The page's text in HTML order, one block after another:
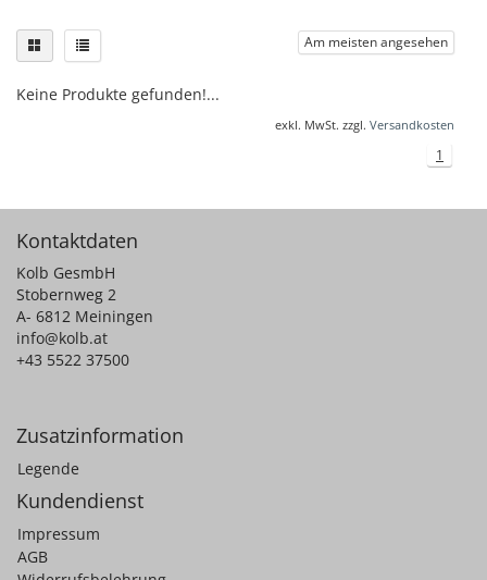
Am meisten angesehen
Keine Produkte gefunden!...
exkl. MwSt. zzgl. Versandkosten
1
Kontaktdaten
Kolb GesmbH
Stobernweg 2
A- 6812 Meiningen
info@kolb.at
+43 5522 37500
Zusatzinformation
Legende
Kundendienst
Impressum
AGB